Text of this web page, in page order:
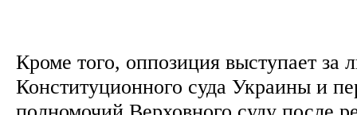
Кроме того, оппозиция выступает за
Конституционного суда Украины и